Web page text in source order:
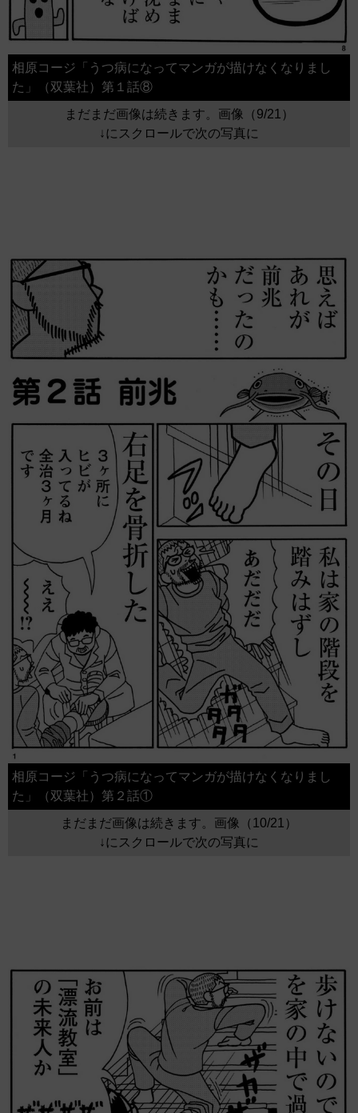
相原コージ「うつ病になってマンガが描けなくなりまし
た」（双葉社）第１話⑧
まだまだ画像は続きます。画像（9/21）
↓にスクロールで次の写真に
相原コージ「うつ病になってマンガが描けなくなりまし
た」（双葉社）第２話①
まだまだ画像は続きます。画像（10/21）
↓にスクロールで次の写真に